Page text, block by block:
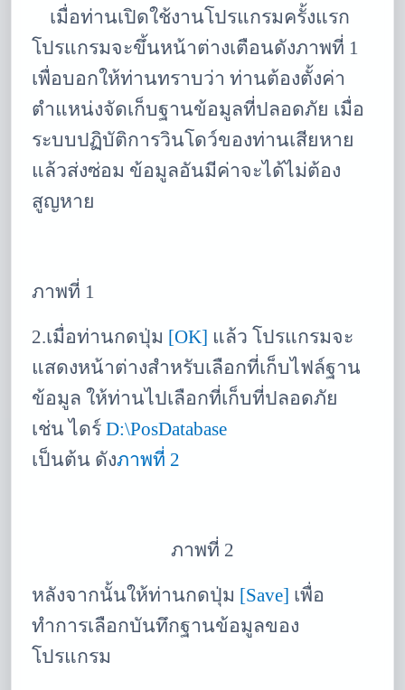
เมื่อท่านเปิดใช้งานโปรแกรมครั้งแรก
โปรแกรมจะขึ้นหน้าต่างเตือนดังภาพที่ 1
เพื่อบอกให้ท่านทราบว่า ท่านต้องตั้งค่า
ตำแหน่งจัดเก็บฐานข้อมูลที่ปลอดภัย เมื่อ
ระบบปฏิบัติการวินโดว์ของท่านเสียหาย
แล้วส่งซ่อม ข้อมูลอันมีค่าจะได้ไม่ต้อง
สูญหาย
ภาพที่ 1
2.เมื่อท่านกดปุ่ม [OK] แล้ว โปรแกรมจะ
แสดงหน้าต่างสำหรับเลือกที่เก็บไฟล์ฐาน
ข้อมูล ให้ท่านไปเลือกที่เก็บที่ปลอดภัย
เช่น ไดร์ D:\PosDatabase
เป็นต้น ดังภาพที่ 2
ภาพที่ 2
หลังจากนั้นให้ท่านกดปุ่ม [Save] เพื่อ
ทำการเลือกบันทึกฐานข้อมูลของ
โปรแกรม